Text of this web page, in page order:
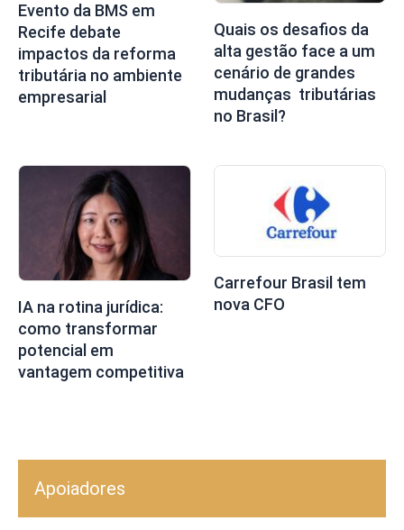
Evento da BMS em
Recife debate
impactos da reforma
tributária no ambiente
empresarial
Quais os desafios da
alta gestão face a um
cenário de grandes
mudanças tributárias
no Brasil?
IA na rotina jurídica:
como transformar
potencial em
vantagem competitiva
Carrefour Brasil tem
nova CFO
Apoiadores